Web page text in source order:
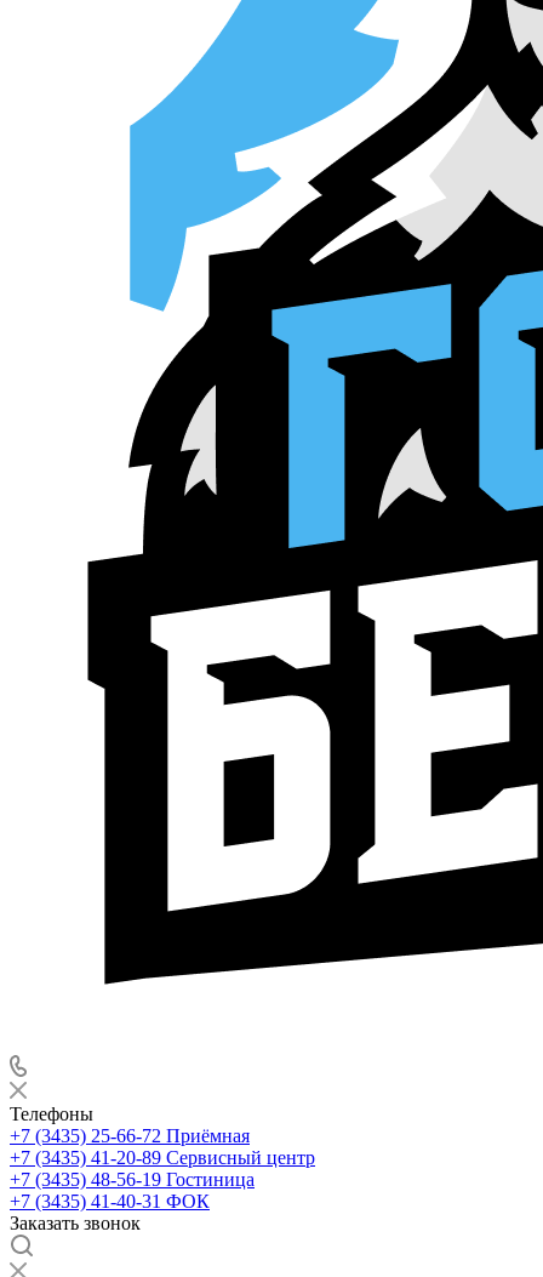
Телефоны
+7 (3435) 25-66-72 Приёмная
+7 (3435) 41-20-89 Сервисный центр
+7 (3435) 48-56-19 Гостиница
+7 (3435) 41-40-31 ФОК
Заказать звонок